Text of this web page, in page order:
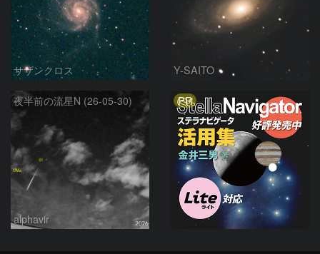
サザンクロス Y-SAITO
夜半前の流星N (26-05-30)
alphavir
PR